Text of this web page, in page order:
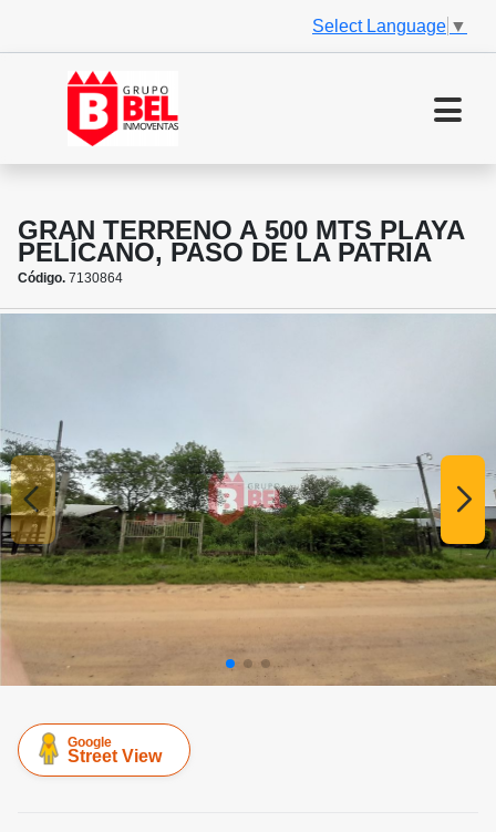
Select Language ▼
GRAN TERRENO A 500 MTS PLAYA
PELÍCANO, PASO DE LA PATRIA
Código. 7130864
Google
Street View